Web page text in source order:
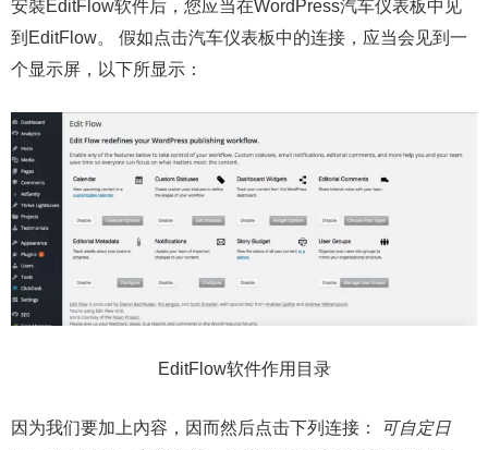
安裝EditFlow软件后，您应当在WordPress汽车仪表板中见
到EditFlow。 假如点击汽车仪表板中的连接，应当会见到一
个显示屏，以下所显示：
EditFlow软件作用目录
因为我们要加上內容，因而然后点击下列连接：
可自定日